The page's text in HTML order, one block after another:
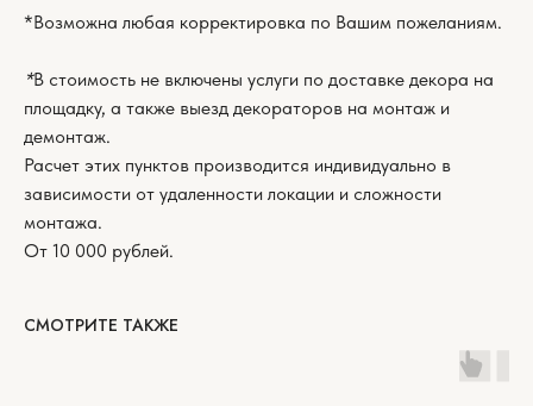
*Возможна любая корректировка по Вашим пожеланиям.
*В стоимость не включены услуги по доставке декора на
площадку, а также выезд декораторов на монтаж и
демонтаж.
Расчет этих пунктов производится индивидуально в
зависимости от удаленности локации и сложности
монтажа.
От 10 000 рублей.
СМОТРИТЕ ТАКЖЕ